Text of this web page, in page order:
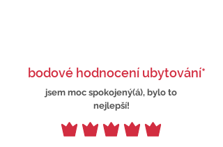
bodové hodnocení ubytování*
jsem moc spokojený(á), bylo to
nejlepší!